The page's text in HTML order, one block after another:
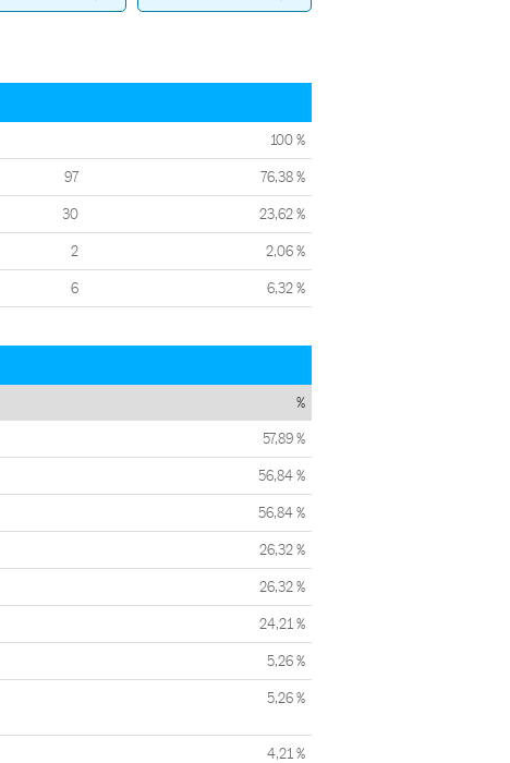
100 %
97 76,38 %
30 23,62 %
2 2,06 %
6 6,32 %
%
57,89 %
56,84 %
56,84 %
26,32 %
26,32 %
24,21 %
5,26 %
5,26 %
4,21 %